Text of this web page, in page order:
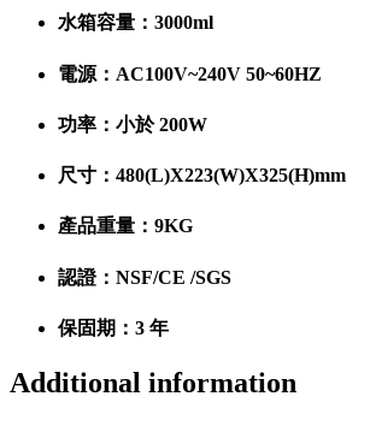
水箱容量：3000ml
電源：AC100V~240V 50~60HZ
功率：小於 200W
尺寸：480(L)X223(W)X325(H)mm
產品重量：9KG
認證：NSF/CE /SGS
保固期：3 年
Additional information